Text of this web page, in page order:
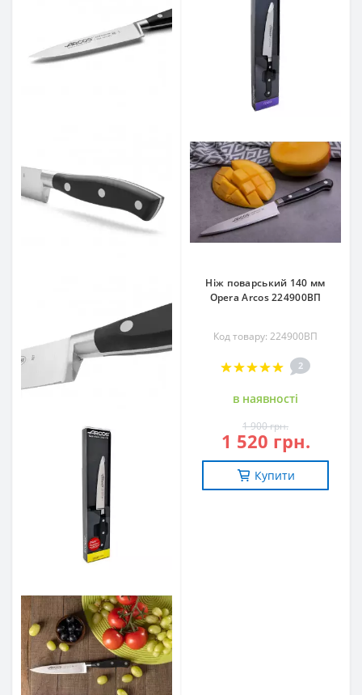
Ніж поварський 140 мм
Opera Arcos 224900ВП
Код товару: 224900ВП
2
в наявностi
1 900 грн.
1 520 грн.
Купити